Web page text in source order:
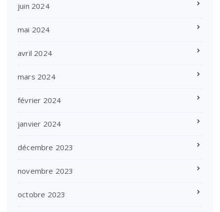
juin 2024
mai 2024
avril 2024
mars 2024
février 2024
janvier 2024
décembre 2023
novembre 2023
octobre 2023